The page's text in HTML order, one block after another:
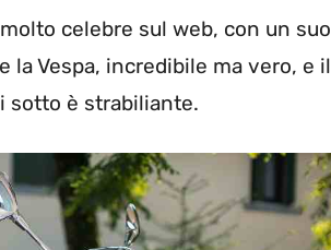
molto celebre sul web, con un suo
la Vespa, incredibile ma vero, e il
sotto è strabiliante.